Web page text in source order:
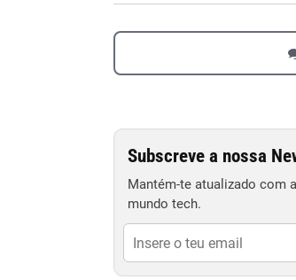
Subscreve a nossa
Mantém-te atualizado com
mundo tech.